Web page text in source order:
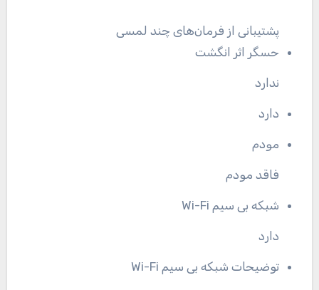
پشتیبانی از فرمان‌های چند لمسی
حسگر اثر انگشت
ندارد
دارد
مودم
فاقد مودم
شبکه بی سیم Wi-Fi
دارد
توضیحات شبکه بی سیم Wi-Fi